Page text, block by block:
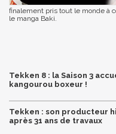
finalement pris tout le monde à
le manga Baki.
Tekken 8 : la Saison 3
kangourou boxeur !
Tekken : son producteur
après 31 ans de travaux